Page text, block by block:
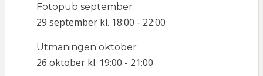
Fotopub september
29 september kl. 18:00 - 22:00
Utmaningen oktober
26 oktober kl. 19:00 - 21:00